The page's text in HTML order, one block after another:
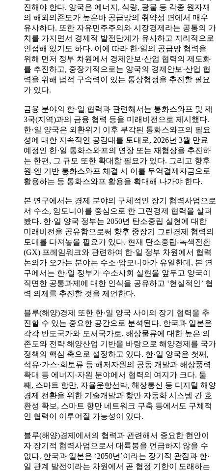
진해야 한다. 양국은 에너지, 식량, 광물 등 각종 원자재
의 해외의존도가 높은바 공급망의 취약성 면에서 매우
유사하다. 또한 자유민주주의와 시장경제라는 공통의 가
치를 가지면서 경제적 발전단계가 유사하고 지리적으로
인접해 있기도 하다. 이에 따라 한·일의 공급망 협력을
위해 먼저 정부 차원에서 경제안보·산업 협력의 제도화
를 추진하고, 중장기적으로는 양국의 경제안보·산업 협
력을 위해 법적 구속력이 있는 통상협정을 추진할 필요
가 있다.
금융 분야의 한·일 협력과 관련해서는 통화스와프 및 제
3국(지역)과의 금융 협력 등을 미래비전으로 제시했다.
한·일 양국은 외환위기 이후 부각된 통화스와프의 필요
성에 대한 지속적인 공감대를 토대로, 2026년 3월 만료
예정인 한·일 통화스와프의 연장 또는 재협상을 추진하
는 한편, 그 규모 또한 확대할 필요가 있다. 그리고 향후
원-엔 기반 통화스와프 체결 시 이를 무역결제자금으로
활용하는 등 통화스와프 활용을 확대해 나가야 한다.
본 연구에서는 경제 분야의 구체적인 장기 협력사업으로
서 수소, 암모니아를 중심으로 한 그린경제 협력을 살펴
봤다. 한·일 양국 정부는 2050년 탄소중립 실현에 대한
미래비전을 공유함으로써 향후 중장기 그린경제 협력의
토대를 다져놓을 필요가 있다. 현재 탄소중립-녹색전환
(GX) 프레임워크와 관련하여 한·일 정부 차원에서 협력
논의가 오가는 분야는 수소·암모니아가 유일한데, 본 연
구에서는 한·일 정부가 수소사회 실현을 앞두고 양국이
직면한 공통과제에 대한 인식을 공유하고 ‘현실적인’ 협
력 의제를 추진할 것을 제언한다.
블루(해양)경제 또한 한·일 양국 사이의 장기 협력을 추
진할 수 있는 중요한 공간으로 분석된다. 한국과 일본은
각각 반도국가와 도서국가로, 해상물류에 대한 높은 의
존도와 전략 해양산업 기반을 바탕으로 해양경제를 국가
정책의 핵심 축으로 설정하고 있다. 한·일 양국은 첫째,
석유·가스·희토류 등 해저자원의 공동 개발과 해상풍력
확대 등 에너지·자원 분야에서 협력의 여지가 크다. 둘
째, 스마트 항만, 자율운항선박, 해상통신 등 디지털 해양
경제 전환을 위한 기술개발과 항만 자동화 시스템 간 호
환성 확보, 스마트 항만 네트워크 구축 등에서도 구체적
인 협력이 이루어질 가능성이 있다.
블루(해양)경제에서의 협력과 관련해서 중요한 현안이
자 장기적 협력사업으로서 대륙붕을 언급하지 않을 수
없다. 한국과 일본은 ‘2050년’이라는 장기적 관점과 한·
일 관계 발전이라는 차원에서 곧 협정 기한이 도래하는